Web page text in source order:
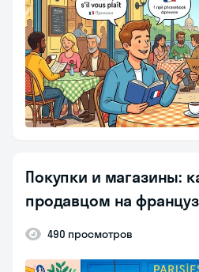
Покупки и магазины:
продавцом на
490 просмотров